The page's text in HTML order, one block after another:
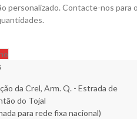
personalizado. Contacte-nos para
da Crel, Arm. Q. - Estrada de
do Tojal
para rede fixa nacional)